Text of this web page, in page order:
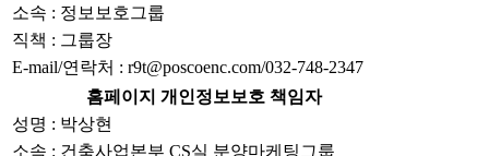
소속 : 정보보호그룹
직책 : 그룹장
E-mail/연락처 : r9t@poscoenc.com/032-748-2347
홈페이지 개인정보보호 책임자
성명 : 박상현
소속 : 건축사업본부 CS실 분양마케팅그룹